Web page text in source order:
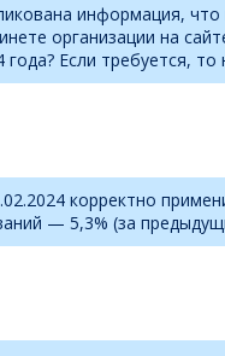
информация,
организации на
Если требуется,
корректно
— 5,3% (за